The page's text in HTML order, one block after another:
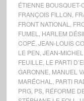
ÉTIENNE BOUSQUET-
FRANÇOIS FILLON
FRONT NATIONAL
FUMEL
HARLEM
COPÉ JEAN-LOUIS
LE PEN JEAN-
FEUILLE LE PARTI
GARONNE MANUEL
MARÉCHAL
PARTI
PRG, PS, RÉFORME